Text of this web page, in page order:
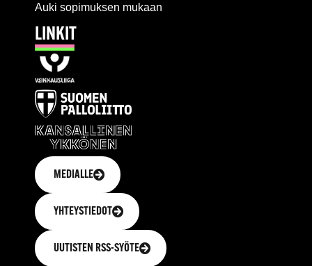
Auki sopimuksen mukaan
LINKIT
MEDIALLE
YHTEYSTIEDOT
UUTISTEN RSS-SYÖTE